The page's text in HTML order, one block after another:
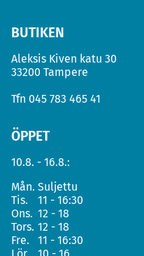
BUTIKEN
Aleksis Kiven katu 30
33200 Tampere
Tfn 045 783 465 41
ÖPPET
10.8. - 16.8.:
Mån. Suljettu
Tis.
11 - 16:30
Ons. 12 - 18
Tors. 12 - 18
Fre.
11 - 16:30